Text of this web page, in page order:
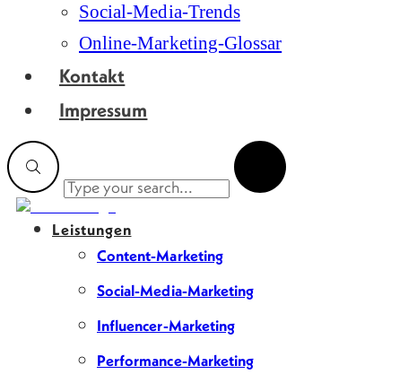
Social-Media-Trends
Online-Marketing-Glossar
Kontakt
Impressum
Leistungen
Content-Marketing
Social-Media-Marketing
Influencer-Marketing
Performance-Marketing